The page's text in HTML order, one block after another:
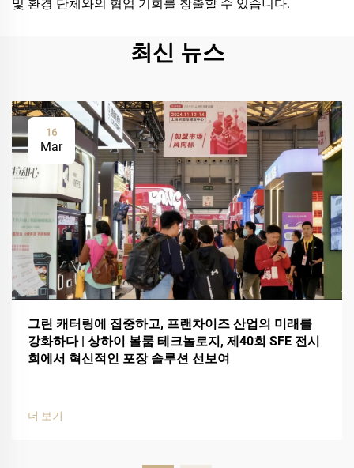
및 환경 단체와의 협업 기회를 창출할 수 있습니다.
최신 뉴스
16
Mar
그린 캐터링에 집중하고, 프랜차이즈 산업의 미래를
강화하다 | 상하이 볼룸 테크놀로지, 제40회 SFE 전시
회에서 혁신적인 포장 솔루션 선보여
더 보기